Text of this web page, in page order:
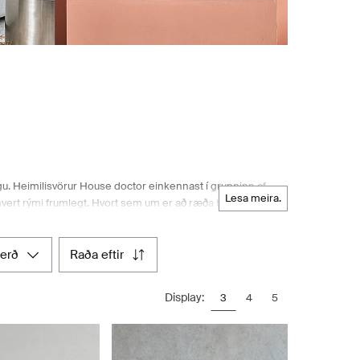
lesa meira.
Heimilisvörur House doctor einkennast í grunninn af
rými frumlegt. Hvort sem um er að ræða borðbúnað,
fyrir eldhús, stofu og öll önnur rými og njóta góðs af því
netverslunin Boozt.com aðgang að því nýjasta og besta
verð raða eftir
Display: 3 4 5